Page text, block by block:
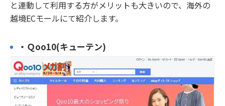
と連動して利用する方がメリットも大きいので、海外の
越境ECモールにて紹介します。
・Ｑoo10(キューテン)